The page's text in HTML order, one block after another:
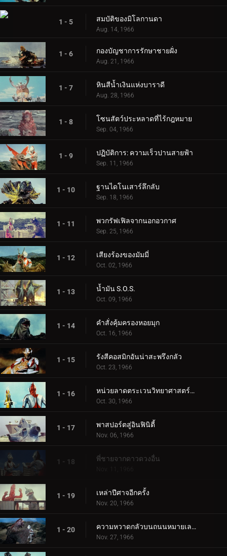
1 - 5 สมบัติของมิโลกานดา
Aug. 14, 1966
1 - 6 กองบัญชาการรักษาชายฝั่ง
Aug. 21, 1966
1 - 7 หินสีน้ำเงินแห่งบาราดี
Aug. 28, 1966
1 - 8 โซนสัตว์ประหลาดที่ไร้กฎหมาย
Sep. 04, 1966
1 - 9 ปฏิบัติการ: ความเร็วปานสายฟ้า
Sep. 11, 1966
1 - 10 ฐานไดโนเสาร์ลึกลับ
Sep. 18, 1966
1 - 11 พวกรัฟเฟิลจากนอกอวกาศ
Sep. 25, 1966
1 - 12 เสียงร้องของมัมมี่
Oct. 02, 1966
1 - 13 น้ำมัน S.O.S.
Oct. 09, 1966
1 - 14 คำสั่งคุ้มครองหอยมุก
Oct. 16, 1966
1 - 15 รังสีคอสมิกอันน่าสะพรึงกลัว
Oct. 23, 1966
1 - 16 หน่วยลาดตระเวนวิทยาศาสตร์สู่อวกาศ
Oct. 30, 1966
1 - 17 พาสปอร์ตสู่อินฟินิตี้
Nov. 06, 1966
1 - 18 พี่ชายจากดาวดวงอื่น
Nov. 11, 1966
1 - 19 เหล่าปีศาจอีกครั้ง
Nov. 20, 1966
1 - 20 ความหวาดกลัวบนถนนหมายเลข 87
Nov. 27, 1966